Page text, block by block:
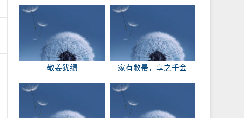
敬姜犹绩 家有敝帚，享之千金